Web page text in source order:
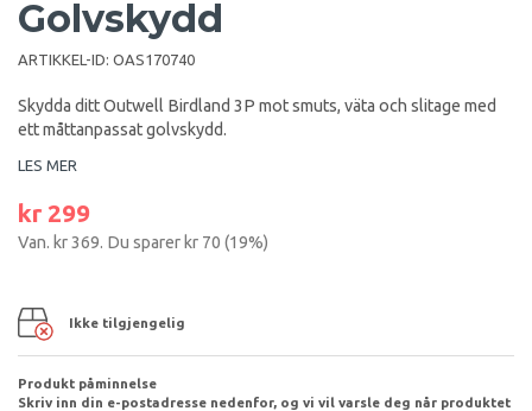
Golvskydd
ARTIKKEL-ID: OAS170740
Skydda ditt Outwell Birdland 3P mot smuts, väta och slitage med
ett måttanpassat golvskydd.
LES MER
kr 299
Van. kr 369. Du sparer kr 70 (19%)
Ikke tilgjengelig
Produkt påminnelse
Skriv inn din e-postadresse nedenfor, og vi vil varsle deg når produktet